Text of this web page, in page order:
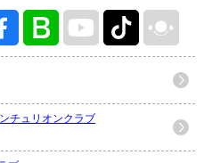
チュリオンクラブ